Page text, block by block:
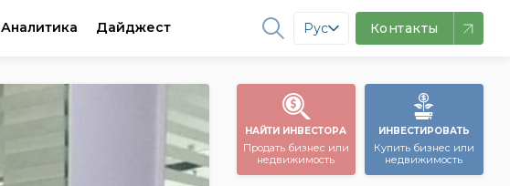
Аналитика Дайджест Рус Контакты
НАЙТИ ИНВЕСТОРА
Продать бизнес или
недвижимость
ИНВЕСТИРОВАТЬ
Купить бизнес или
недвижимость